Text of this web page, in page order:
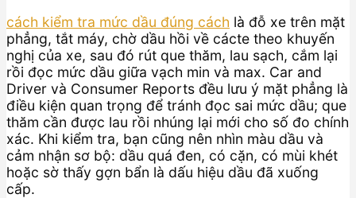
cách kiểm tra mức dầu đúng cách là đỗ xe trên mặt
phẳng, tắt máy, chờ dầu hồi về cácte theo khuyến
nghị của xe, sau đó rút que thăm, lau sạch, cắm lại
rồi đọc mức dầu giữa vạch min và max. Car and
Driver và Consumer Reports đều lưu ý mặt phẳng là
điều kiện quan trọng để tránh đọc sai mức dầu; que
thăm cần được lau rồi nhúng lại mới cho số đo chính
xác. Khi kiểm tra, bạn cũng nên nhìn màu dầu và
cảm nhận sơ bộ: dầu quá đen, có cặn, có mùi khét
hoặc sờ thấy gợn bẩn là dấu hiệu dầu đã xuống
cấp.